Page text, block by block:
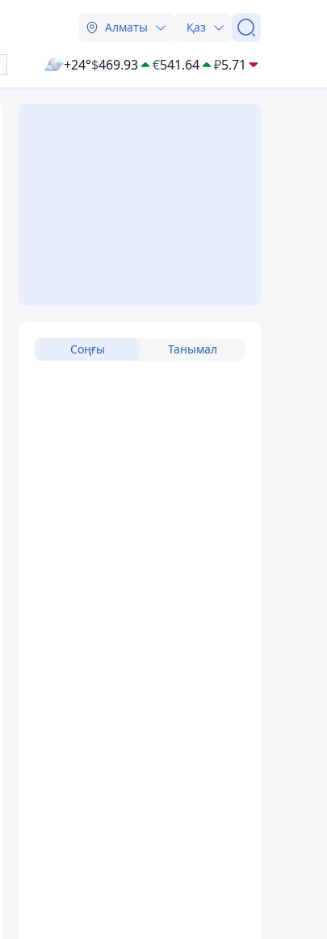
Алматы Қаз
+24°$469.93 €541.64 ₽5.71
Соңғы Танымал